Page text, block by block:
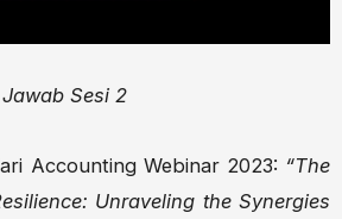
Sesi 2
Accounting Webinar 2023: “The
Unraveling the Synergies